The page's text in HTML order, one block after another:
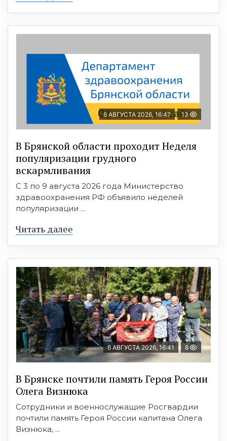
6 АВГУСТА 2026, 16:47 13
В Брянской области проходит Неделя
популяризации грудного
вскармливания
С 3 по 9 августа 2026 года Министерство
здравоохранения РФ объявило неделей
популяризации ...
Читать далее
6 АВГУСТА 2026, 16:41 8
В Брянске почтили память Героя России
Олега Визнюка
Сотрудники и военнослужащие Росгвардии
почтили память Героя России капитана Олега
Визнюка, ...